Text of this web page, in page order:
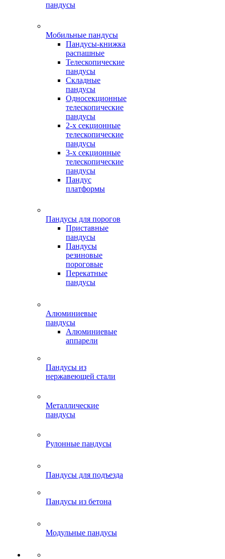
пандусы
Мобильные пандусы
Пандусы-книжка
распашные
Телескопические
пандусы
Складные
пандусы
Односекционные
телескопические
пандусы
2-х секционные
телескопические
пандусы
3-х секционные
телескопические
пандусы
Пандус
платформы
Пандусы для порогов
Приставные
пандусы
Пандусы
резиновые
пороговые
Перекатные
пандусы
Алюминиевые
пандусы
Алюминиевые
аппарели
Пандусы из
нержавеющей стали
Металлические
пандусы
Рулонные пандусы
Пандусы для подъезда
Пандусы из бетона
Модульные пандусы